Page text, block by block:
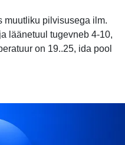
muutliku pilvisusega ilm.
läänetuul tugevneb 4-10,
on 19..25, ida pool